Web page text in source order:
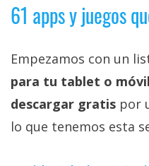
61 apps y juegos
Empezamos con un
para tu tablet o
descargar gratis por
lo que tenemos esta